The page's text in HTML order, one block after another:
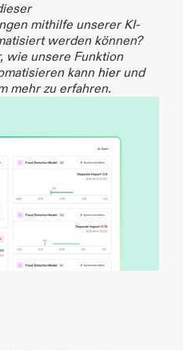
mithilfe unserer KI-
werden können?
wie unsere Funktion
kann hier
und
mehr zu erfahren.